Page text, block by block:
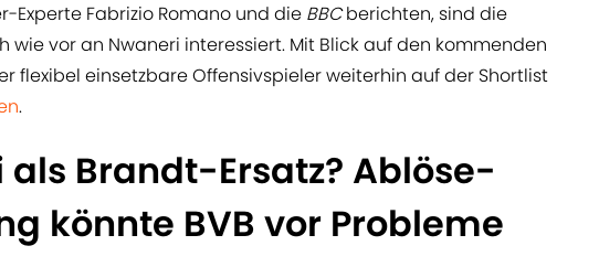
Experte Fabrizio Romano und die BBCberichten, sind die
wie vor an Nwaneri interessiert. Mit Blick auf den kommenden
flexibel einsetzbare Offensivspieler weiterhin auf der Shortlist
.
als Brandt-Ersatz? Ablöse-
könnte BVB vor Probleme